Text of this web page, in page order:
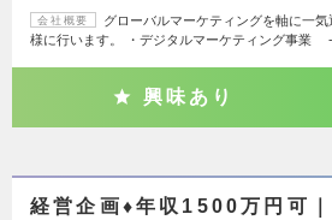
会社概要
グローバルマーケティングを軸に一
様に行います。 ・デジタルマーケティング事業
興味あり
経営企画♦年収1500万円可